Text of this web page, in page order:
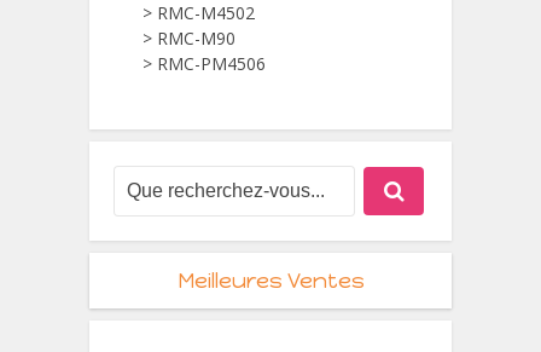
> RMC-M4502
> RMC-M90
> RMC-PM4506
Meilleures Ventes